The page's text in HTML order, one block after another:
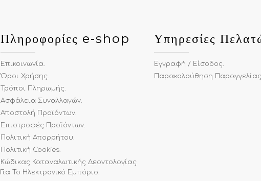
Πληροφορίες e-shop
Επικοινωνία.
Όροι Χρήσης.
Τρόποι Πληρωμής.
Ασφάλεια Συναλλαγών.
Αποστολή Προϊόντων.
Επιστροφές Προϊόντων.
Πολιτική Απορρήτου.
Πολιτική Cookies.
Κώδικας Καταναλωτικής Δεοντολογίας
Για Το Ηλεκτρονικό Εμπόριο.
Υπηρεσίες
Εγγραφή / Είσοδος.
Παρακολούθηση Παραγγελίας